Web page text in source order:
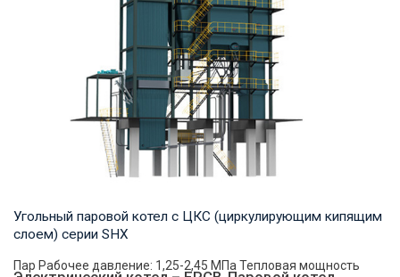
Угольный паровой котел с ЦКС (циркулирующим кипящим
слоем) серии SHX
Пар Рабочее давление: 1,25-2,45 МПа Тепловая мощность